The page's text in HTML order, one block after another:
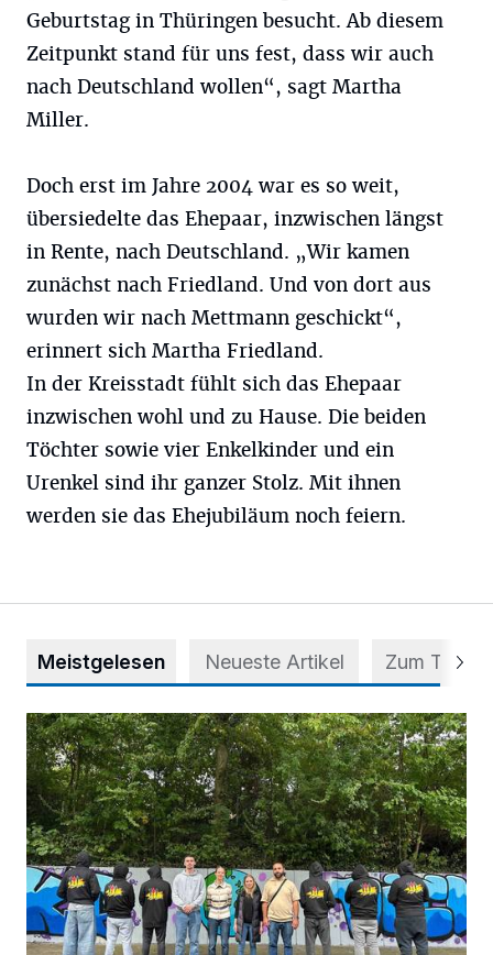
Geburtstag in Thüringen besucht. Ab diesem
Zeitpunkt stand für uns fest, dass wir auch
nach Deutschland wollen“, sagt Martha
Miller.
Doch erst im Jahre 2004 war es so weit,
übersiedelte das Ehepaar, inzwischen längst
in Rente, nach Deutschland. „Wir kamen
zunächst nach Friedland. Und von dort aus
wurden wir nach Mettmann geschickt“,
erinnert sich Martha Friedland.
In der Kreisstadt fühlt sich das Ehepaar
inzwischen wohl und zu Hause. Die beiden
Töchter sowie vier Enkelkinder und ein
Urenkel sind ihr ganzer Stolz. Mit ihnen
werden sie das Ehejubiläum noch feiern.
Meistgelesen Neueste Artikel Zum Thema
Aus Grau wird Haltung